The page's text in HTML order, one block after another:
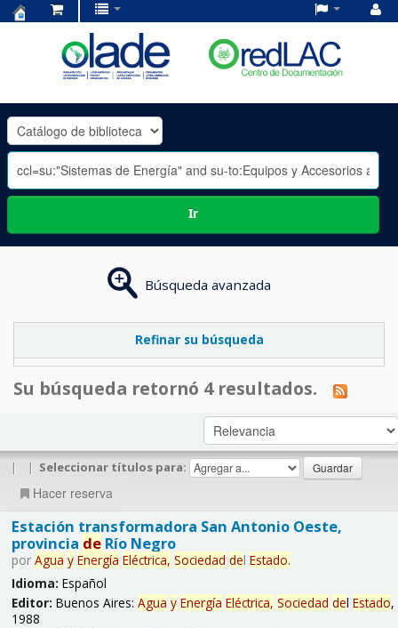
OLADE
-
Ir
Búsqueda avanzada
Refinar su búsqueda
Su búsqueda retornó 4 resultados.
| | Seleccionar títulos para:
Hacer reserva
Estación transformadora San Antonio Oeste,
provincia deRío Negro
por Agua y Energía Eléctrica, Sociedad del Estado.
Idioma: Español
Editor: Buenos Aires: Agua y Energía Eléctrica, Sociedad del Estado,
1988